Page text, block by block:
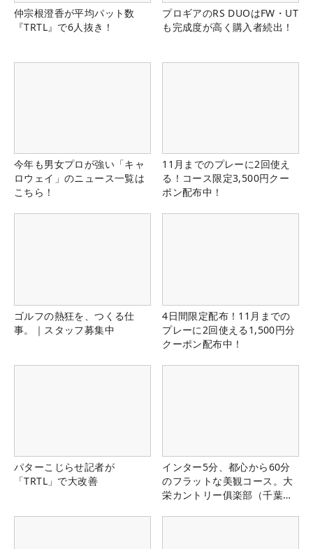
仲宗根澄香が平均パット数
『TRTL』で6人抜き！
プロギアのRS DUOはFW・UT
も完成度が高く購入者続出！
今年も男女プロが強い「キャ
ロウェイ」のニュース一覧は
こちら！
11月までのプレーに2回使え
る！コース限定3,500円クー
ポン配布中！
ゴルフの熱狂を、つくる仕
事。｜スタッフ募集中
4日間限定配布！11月までの
プレーに2回使える1,500円分
クーポン配布中！
パターこじらせ記者が
「TRTL」で大改善
インター5分、都心から60分
のフラットな美観コース。大
栄カントリー俱楽部（千葉